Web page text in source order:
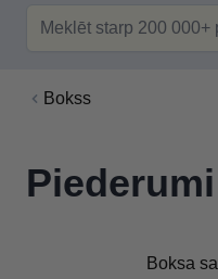
Bokss
Piederumi
Boksa